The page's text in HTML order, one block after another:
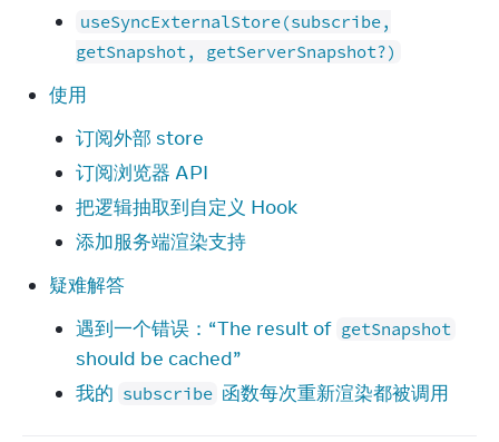
useSyncExternalStore(subscribe,
getSnapshot, getServerSnapshot?)
使用
订阅外部 store
订阅浏览器 API
把逻辑抽取到自定义 Hook
添加服务端渲染支持
疑难解答
遇到一个错误：“The result of getSnapshot
should be cached”
我的 subscribe 函数每次重新渲染都被调用